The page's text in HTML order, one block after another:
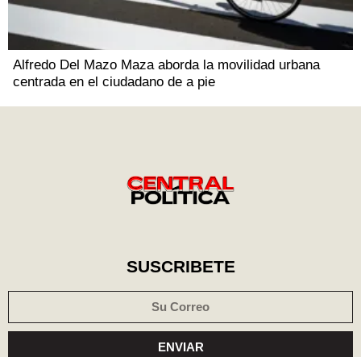
Alfredo Del Mazo Maza aborda la movilidad urbana
centrada en el ciudadano de a pie
SUSCRIBETE
ENVIAR